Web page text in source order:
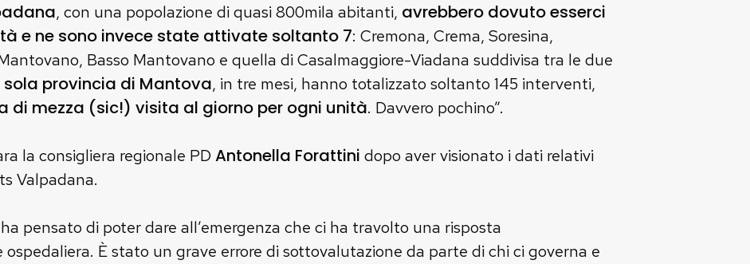
, con una popolazione di quasi 800mila abitanti, avrebbero dovuto esserci
e ne sono invece state attivate soltanto 7: Cremona, Crema, Soresina,
Basso Mantovano e quella di Casalmaggiore-Viadana suddivisa tra le due
sola provincia di Mantova, in tre mesi, hanno totalizzato soltanto 145 interventi,
di mezza (sic!) visita al giorno per ogni unità. Davvero pochino”.
la consigliera regionale PD Antonella Forattini dopo aver visionato i dati relativi
Valpadana.
pensato di poter dare all’emergenza che ci ha travolto una risposta
ospedaliera. È stato un grave errore di sottovalutazione da parte di chi ci governa e